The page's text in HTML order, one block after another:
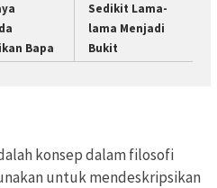
Bapa
Sedikit Lama-
lama Menjadi
Bukit
konsep dalam filosofi
untuk mendeskripsikan